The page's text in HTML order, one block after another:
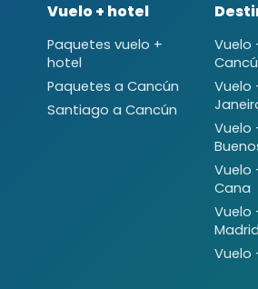
Vuelo + hotel
Paquetes vuelo +
hotel
Paquetes a Cancún
Santiago a Cancún
Vuelo
Vuelo
Vuelo
Vuelo
Cana
Vuelo
Madrid
Vuelo